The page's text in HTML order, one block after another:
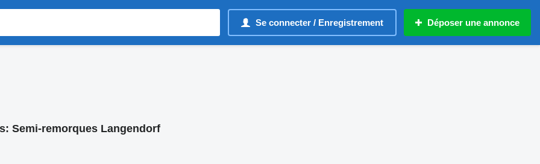
Se connecter / Enregistrement Déposer une annonce
Semi-remorques Langendorf